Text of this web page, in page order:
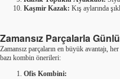
Kaşmir Kazak: Kış aylarında
Zamansız Parçalarla
Zamansız parçaların en büyük avantajı,
bazı kombin önerileri:
Ofis Kombini: